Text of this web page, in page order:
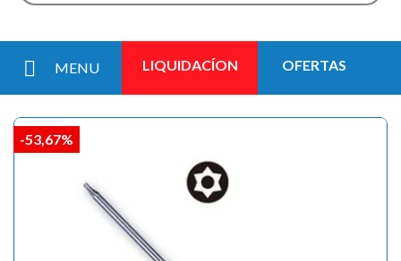
MENU LIQUIDACÍON OFERTAS
-53,67%